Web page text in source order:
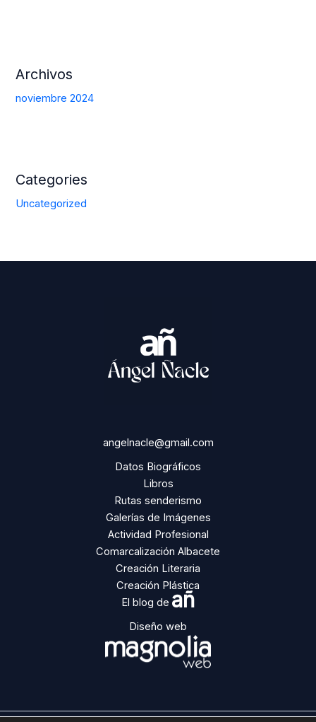
Archivos
noviembre 2024
Categories
Uncategorized
angelnacle@gmail.com
Datos Biográficos
Libros
Rutas senderismo
Galerías de Imágenes
Actividad Profesional
Comarcalización Albacete
Creación Literaria
Creación Plástica
El blog de añ
Diseño web